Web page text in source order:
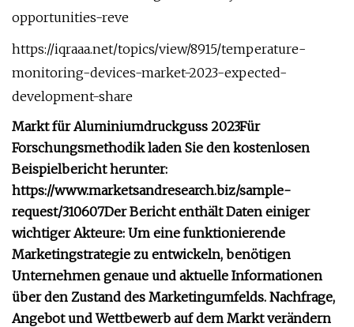
opportunities-reve
https://iqraaa.net/topics/view/8915/temperature-
monitoring-devices-market-2023-expected-
development-share
Markt für Aluminiumdruckguss 2023Für
Forschungsmethodik laden Sie den kostenlosen
Beispielbericht herunter:
https://www.marketsandresearch.biz/sample-
request/310607Der Bericht enthält Daten einiger
wichtiger Akteure: Um eine funktionierende
Marketingstrategie zu entwickeln, benötigen
Unternehmen genaue und aktuelle Informationen
über den Zustand des Marketingumfelds. Nachfrage,
Angebot und Wettbewerb auf dem Markt verändern